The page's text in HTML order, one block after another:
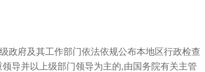
政府及其工作部门依法依规公布本地区行政检查
导并以上级部门领导为主的,由国务院有关主管